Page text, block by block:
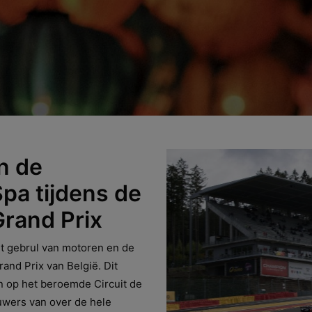
de
tijdens de
Prix
gebrul van motoren en de
Prix van België. Dit
op het beroemde Circuit de
van over de hele